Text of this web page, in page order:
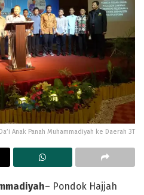
Anak Panah Muhammadiyah ke Daerah 3T
– Pondok Hajjah